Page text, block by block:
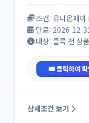
조건: 유니온페이
만료: 2026-12-31
대상: 클룩 전 상
상세조건 보기